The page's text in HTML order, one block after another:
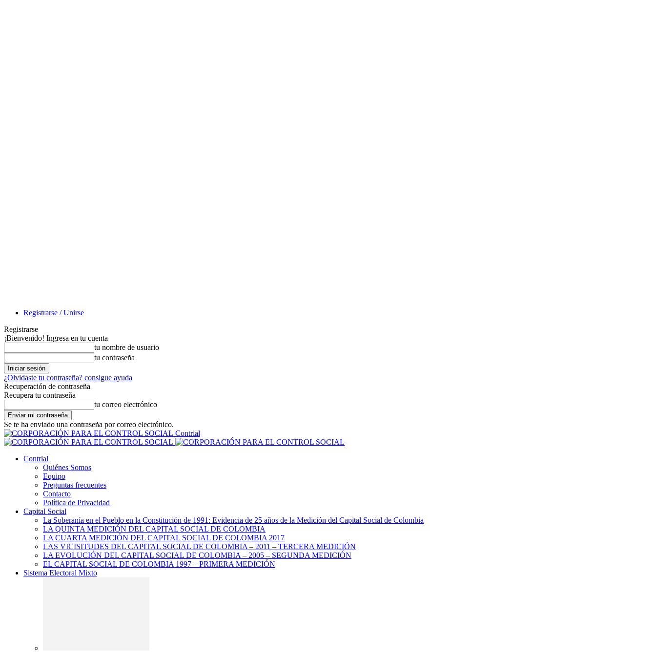
Registrarse / Unirse
Registrarse
¡Bienvenido! Ingresa en tu cuenta
tu nombre de usuario
tu contraseña
¿Olvidaste tu contraseña? consigue ayuda
Recuperación de contraseña
Recupera tu contraseña
tu correo electrónico
Se te ha enviado una contraseña por correo electrónico.
Contrial
Contrial
Quiénes Somos
Equipo
Preguntas frecuentes
Contacto
Política de Privacidad
Capital Social
La Soberanía en el Pueblo en la Constitución de 1991: Evidencia de 25 años de la Medición del Capital Social de Colombia
LA QUINTA MEDICIÓN DEL CAPITAL SOCIAL DE COLOMBIA
LA CUARTA MEDICIÓN DEL CAPITAL SOCIAL DE COLOMBIA 2017
LAS VICISITUDES DEL CAPITAL SOCIAL DE COLOMBIA – 2011 – TERCERA MEDICIÓN
LA EVOLUCIÓN DEL CAPITAL SOCIAL DE COLOMBIA – 2005 – SEGUNDA MEDICIÓN
EL CAPITAL SOCIAL DE COLOMBIA 1997 – PRIMERA MEDICIÓN
Sistema Electoral Mixto